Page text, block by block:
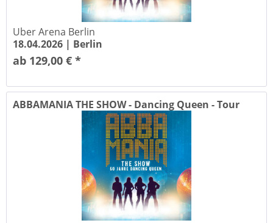
Uber Arena Berlin
18.04.2026 | Berlin
ab 129,00 € *
ABBAMANIA THE SHOW - Dancing Queen - Tour